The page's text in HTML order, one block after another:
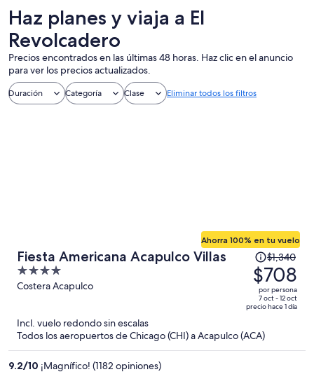
Haz planes y viaja a El
Revolcadero
Precios encontrados en las últimas 48 horas. Haz clic en el anuncio
para ver los precios actualizados.
Duración Categoría Clase Eliminar todos los filtros
Fiesta Americana Acapulco Villas
4
out
5
Costera Acapulco
Ahorra 100% en tu vuelo
El
precio
era
de
$1,340
y
ahora
$1,340
$708
por persona
7 oct - 12 oct
precio hace 1 día
Incl. vuelo redondo sin escalas
Todos los aeropuertos de Chicago (CHI) a Acapulco (ACA)
9.2/10 ¡Magnífico! (1182 opiniones)